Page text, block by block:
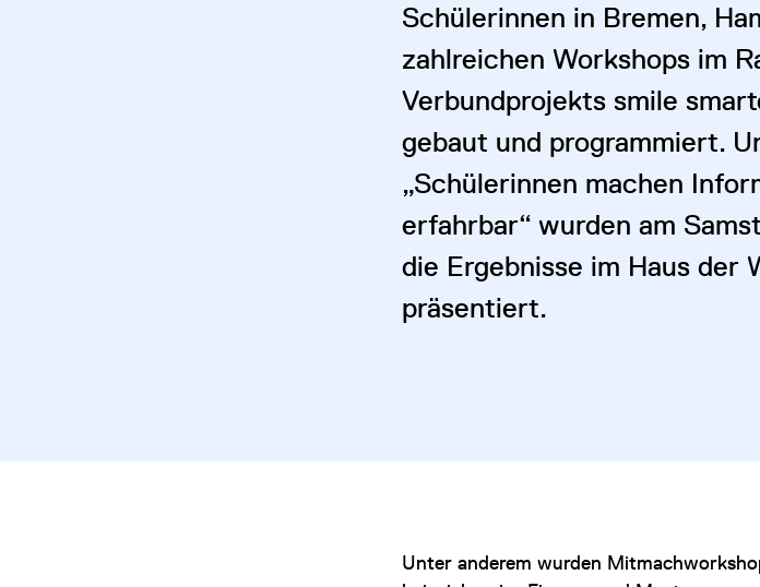
Schülerinnen in Bremen,
zahlreichen Workshops im
Verbundprojekts smile
gebaut und programmiert.
„Schülerinnen machen
erfahrbar“ wurden am
die Ergebnisse im Haus der
präsentiert.
Unter anderem wurden